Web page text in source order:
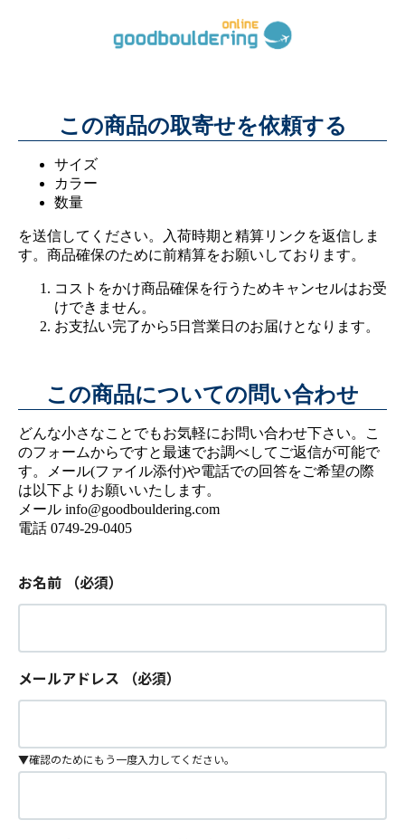
この商品の取寄せを依頼する
サイズ
カラー
数量
を送信してください。入荷時期と精算リンクを返信しま
す。商品確保のために前精算をお願いしております。
コストをかけ商品確保を行うためキャンセルはお受
けできません。
お支払い完了から5日営業日のお届けとなります。
この商品についての問い合わせ
どんな小さなことでもお気軽にお問い合わせ下さい。こ
のフォームからですと最速でお調べしてご返信が可能で
す。メール(ファイル添付)や電話での回答をご希望の際
は以下よりお願いいたします。
メール info@goodbouldering.com
電話 0749-29-0405
お名前 （必須）
メールアドレス （必須）
▼確認のためにもう一度入力してください。